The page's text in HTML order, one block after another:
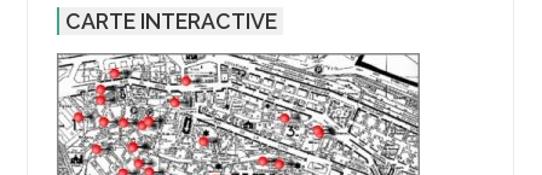
CARTE INTERACTIVE